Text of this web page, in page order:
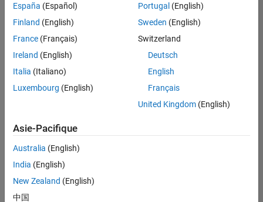
Vous
pouvez
élargir
votre
recherche
ou
afficher
l’ensemble
d'emploi.
malgré
tout
vous
España (Español)
Finland (English)
France (Français)
Ireland (English)
Italia (Italiano)
Luxembourg (English)
Portugal (English)
Sweden (English)
Switzerland
Deutsch
English
Français
United Kingdom(English)
Asie-Pacifique
Australia (English)
India (English)
New Zealand (English)
中国